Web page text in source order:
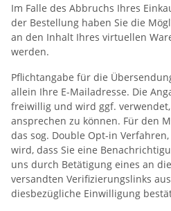
Im Falle des Abbruchs Ihres
der Bestellung haben Sie die
an den Inhalt Ihres virtuellen
werden.
Pflichtangabe für die
allein Ihre E-Mailadresse. Die
freiwillig und wird ggf.
ansprechen zu können. Für den
das sog. Double Opt-in
wird, dass Sie eine
uns durch Betätigung eines an
versandten Verifizierungslinks
diesbezügliche Einwilligung